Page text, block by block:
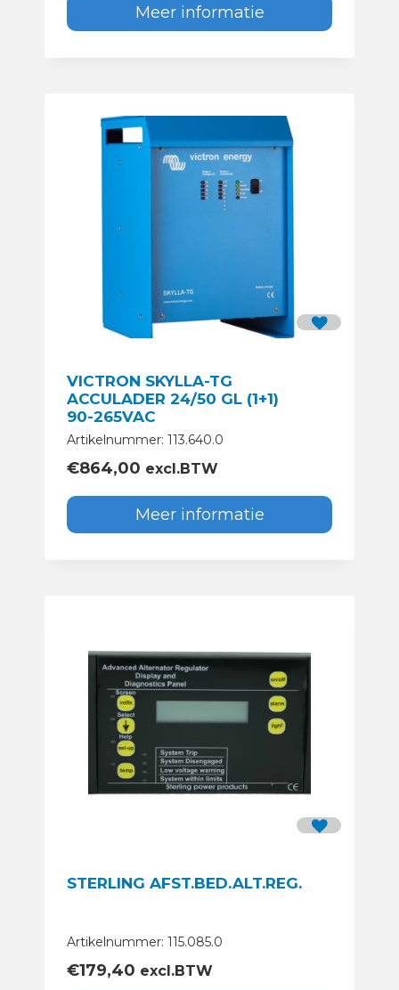
Meer informatie
VICTRON SKYLLA-TG
ACCULADER 24/50 GL (1+1)
90-265VAC
Artikelnummer: 113.640.0
€864,00 excl.BTW
Meer informatie
STERLING AFST.BED.ALT.REG.
Artikelnummer: 115.085.0
€179,40 excl.BTW